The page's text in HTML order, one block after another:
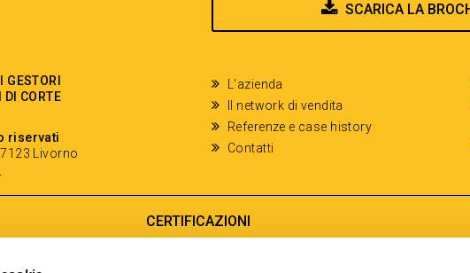
SCARICA LA
DI CORTE
riservati
Livorno
L'azienda
Il network di vendita
Referenze e case history
Contatti
CERTIFICAZIONI